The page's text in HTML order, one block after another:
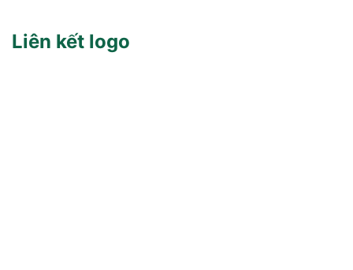
Liên kết logo